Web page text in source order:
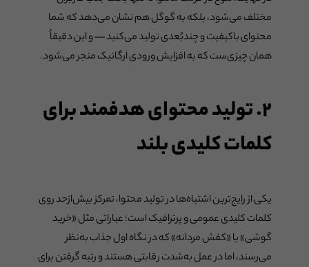
مختلف می‌شود، بلکه به گوگل هم نشان می‌دهد که شما
محتوای باکیفیت و چندبُعدی تولید می‌کنید — و این دقیقاً
همان چیزی‌ست که به افزایش ورودی ارگانیک منجر می‌شود.
۲. تولید محتوای هدفمند برای
کلمات کلیدی بلند
یکی از رایج‌ترین اشتباه‌ها در تولید محتوا، تمرکز بیش‌ازحد روی
کلمات کلیدی عمومی و پرترافیک است؛ عباراتی مثل «خرید
گوشی» یا «کفش مردانه» که در نگاه اول جذاب به‌نظر
می‌رسند، اما در عمل به‌شدت رقابتی هستند و رتبه گرفتن برای